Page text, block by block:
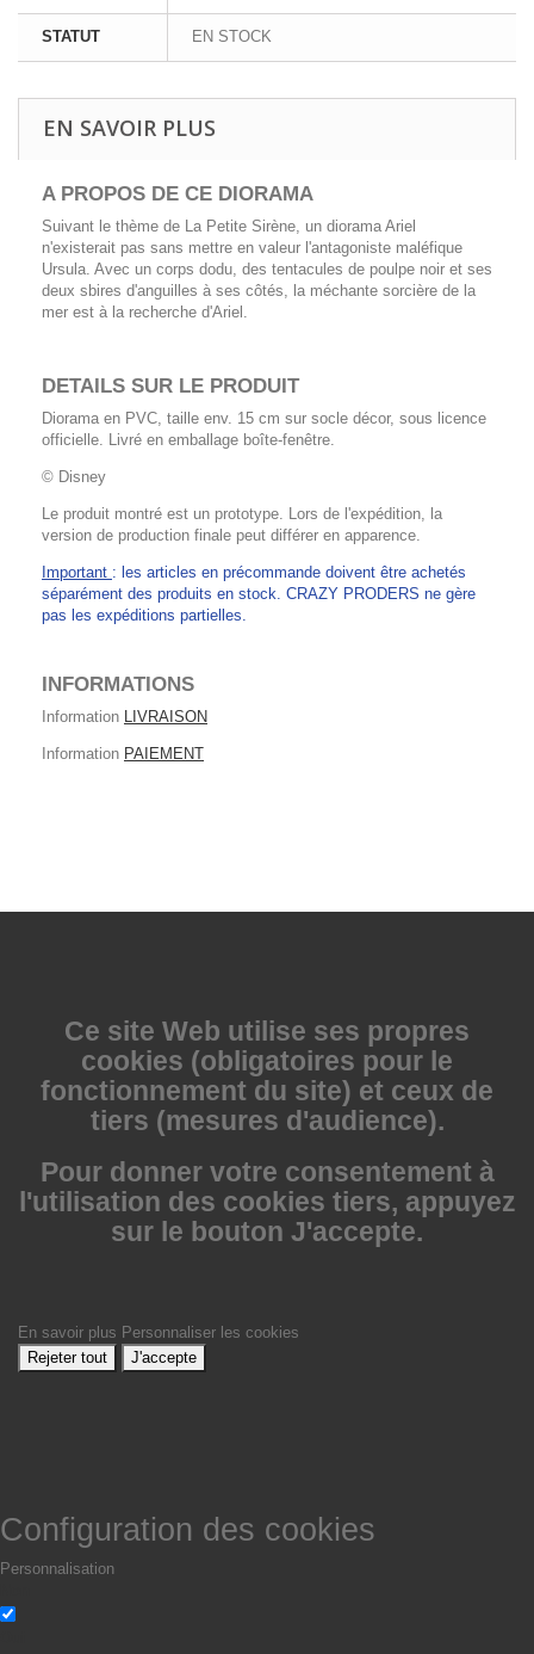
STATUT EN STOCK
EN SAVOIR PLUS
A PROPOS DE CE DIORAMA
Suivant le thème de La Petite Sirène, un diorama Ariel
n'existerait pas sans mettre en valeur l'antagoniste maléfique
Ursula. Avec un corps dodu, des tentacules de poulpe noir et ses
deux sbires d'anguilles à ses côtés, la méchante sorcière de la
mer est à la recherche d'Ariel.
DETAILS SUR LE PRODUIT
Diorama en PVC, taille env. 15 cm sur socle décor, sous licence
officielle. Livré en emballage boîte-fenêtre.
© Disney
Le produit montré est un prototype. Lors de l'expédition, la
version de production finale peut différer en apparence.
Important : les articles en précommande doivent être achetés
séparément des produits en stock. CRAZY PRODERS ne gère
pas les expéditions partielles.
INFORMATIONS
Information LIVRAISON
Information PAIEMENT
Ce site Web utilise ses propres
cookies (obligatoires pour le
fonctionnement du site) et ceux de
tiers (mesures d'audience).
Pour donner votre consentement à
l'utilisation des cookies tiers, appuyez
sur le bouton J'accepte.
En savoir plus Personnaliser les cookies
Rejeter tout
J'accepte
Configuration des cookies
Personnalisation